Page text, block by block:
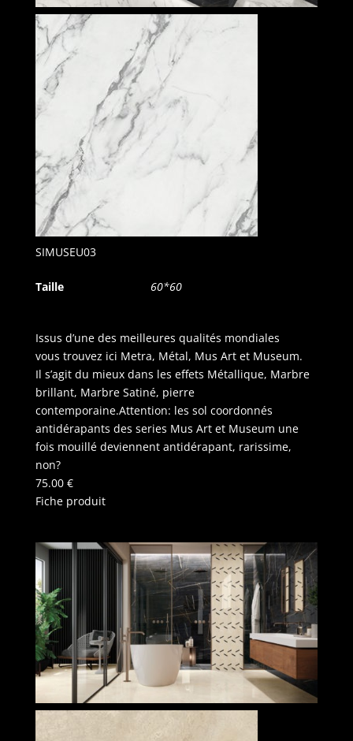
SIMUSEU03
Taille 60*60
Issus d’une des meilleures qualités mondiales
vous trouvez ici Metra, Métal, Mus Art et Museum.
Il s’agit du mieux dans les effets Métallique, Marbre
brillant, Marbre Satiné, pierre
contemporaine.Attention: les sol coordonnés
antidérapants des series Mus Art et Museum une
fois mouillé deviennent antidérapant, rarissime,
non?
75.00 €
Fiche produit